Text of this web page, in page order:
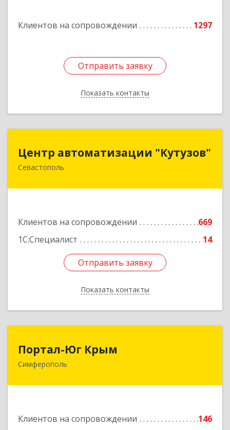
Клиентов на сопровождении 1297
Отправить заявку
Показать контакты
Отправить заявку
Назад
Центр автоматизации "Кутузов"
Севастополь
Клиентов на сопровождении
669
1С:Специалист
14
Отправить заявку
Показать контакты
299011, Севастополь г, Генерала Петрова ул,
Отправить заявку
Назад
Портал-Юг Крым
Симферополь
Клиентов на сопровождении
146
295015, Крым Респ, Симферополь г, Козлова ул,